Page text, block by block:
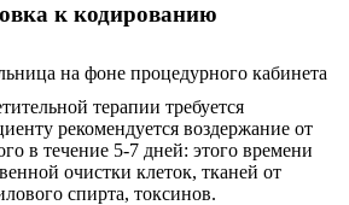
к кодированию
терапии требуется
рекомендуется воздержание от
в течение 5-7 дней: этого времени
очистки клеток, тканей от
спирта, токсинов.